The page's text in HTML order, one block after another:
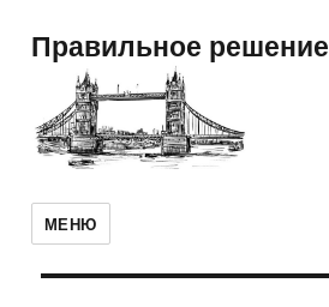
Правильное решение
МЕНЮ